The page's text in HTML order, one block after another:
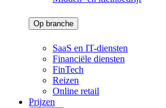
Op branche
SaaS en IT-diensten
Financiële diensten
FinTech
Reizen
Online retail
Prijzen